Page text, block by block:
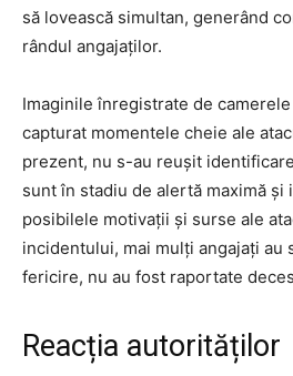
să lovească simultan, generând
rândul angajaților.
Imaginile înregistrate de
capturat momentele cheie ale
prezent, nu s-au reușit
sunt în stadiu de alertă maximă și
posibilele motivații și surse ale
incidentului, mai mulți angajați au
fericire, nu au fost raportate
Reacția autorităților